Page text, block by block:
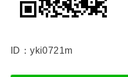
ID：yki0721m